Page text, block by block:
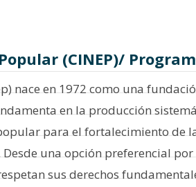
(CINEP)/
nace en 1972 como una
en la producción
para el fortalecimiento de
una opción preferencial
sus derechos